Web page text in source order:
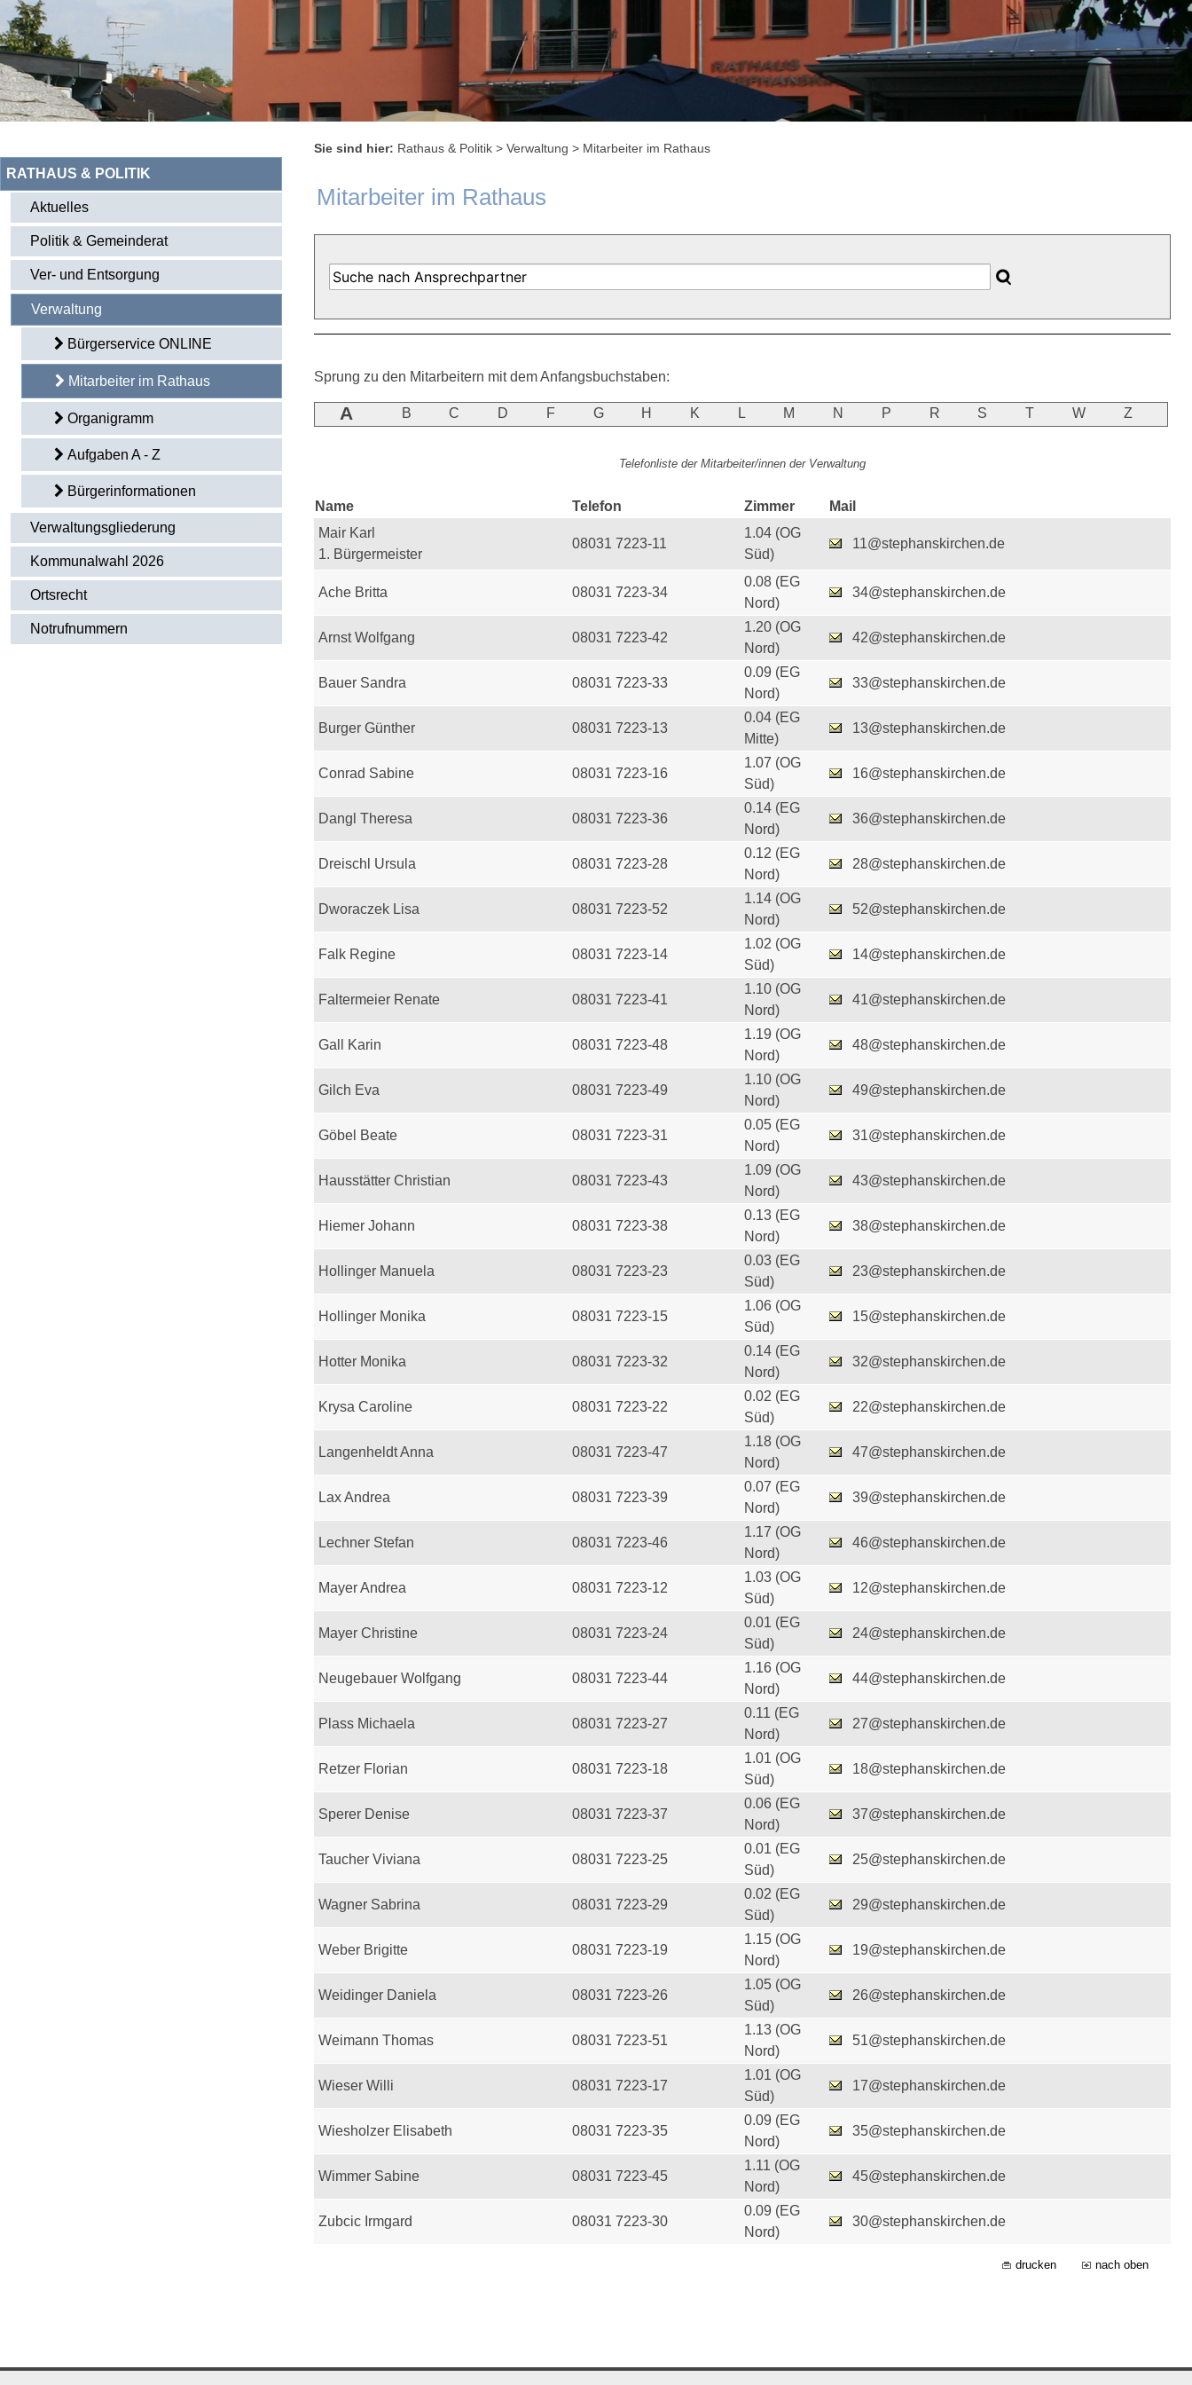
RATHAUS & POLITIK
Aktuelles
Politik & Gemeinderat
Ver- und Entsorgung
Verwaltung
Bürgerservice ONLINE
Mitarbeiter im Rathaus
Organigramm
Aufgaben A - Z
Bürgerinformationen
Verwaltungsgliederung
Kommunalwahl 2026
Ortsrecht
Notrufnummern
Sie sind hier: Rathaus & Politik > Verwaltung > Mitarbeiter im Rathaus
Mitarbeiter im Rathaus
Sprung zu den Mitarbeitern mit dem Anfangsbuchstaben:
A B C D F G H K L M N P R S T W Z
Telefonliste der Mitarbeiter/innen der Verwaltung
Name Telefon Zimmer
Mail
Mair Karl
1. Bürgermeister
08031 7223-11
1.04 (OG
Süd)
11@stephanskirchen.de
Ache Britta 08031 7223-34
0.08 (EG
Nord)
34@stephanskirchen.de
Arnst Wolfgang 08031 7223-42
1.20 (OG
Nord)
42@stephanskirchen.de
Bauer Sandra 08031 7223-33
0.09 (EG
Nord)
33@stephanskirchen.de
Burger Günther 08031 7223-13
0.04 (EG
Mitte)
13@stephanskirchen.de
Conrad Sabine 08031 7223-16
1.07 (OG
Süd)
16@stephanskirchen.de
Dangl Theresa 08031 7223-36
0.14 (EG
Nord)
36@stephanskirchen.de
Dreischl Ursula 08031 7223-28
0.12 (EG
Nord)
28@stephanskirchen.de
Dworaczek Lisa 08031 7223-52
1.14 (OG
Nord)
52@stephanskirchen.de
Falk Regine 08031 7223-14
1.02 (OG
Süd)
14@stephanskirchen.de
Faltermeier Renate 08031 7223-41
1.10 (OG
Nord)
41@stephanskirchen.de
Gall Karin 08031 7223-48
1.19 (OG
Nord)
48@stephanskirchen.de
Gilch Eva 08031 7223-49
1.10 (OG
Nord)
49@stephanskirchen.de
Göbel Beate 08031 7223-31
0.05 (EG
Nord)
31@stephanskirchen.de
Hausstätter Christian 08031 7223-43
1.09 (OG
Nord)
43@stephanskirchen.de
Hiemer Johann 08031 7223-38
0.13 (EG
Nord)
38@stephanskirchen.de
Hollinger Manuela 08031 7223-23
0.03 (EG
Süd)
23@stephanskirchen.de
Hollinger Monika 08031 7223-15
1.06 (OG
Süd)
15@stephanskirchen.de
Hotter Monika 08031 7223-32
0.14 (EG
Nord)
32@stephanskirchen.de
Krysa Caroline 08031 7223-22
0.02 (EG
Süd)
22@stephanskirchen.de
Langenheldt Anna 08031 7223-47
1.18 (OG
Nord)
47@stephanskirchen.de
Lax Andrea 08031 7223-39
0.07 (EG
Nord)
39@stephanskirchen.de
Lechner Stefan 08031 7223-46
1.17 (OG
Nord)
46@stephanskirchen.de
Mayer Andrea 08031 7223-12
1.03 (OG
Süd)
12@stephanskirchen.de
Mayer Christine 08031 7223-24
0.01 (EG
Süd)
24@stephanskirchen.de
Neugebauer Wolfgang 08031 7223-44
1.16 (OG
Nord)
44@stephanskirchen.de
Plass Michaela 08031 7223-27
0.11 (EG
Nord)
27@stephanskirchen.de
Retzer Florian 08031 7223-18
1.01 (OG
Süd)
18@stephanskirchen.de
Sperer Denise 08031 7223-37
0.06 (EG
Nord)
37@stephanskirchen.de
Taucher Viviana 08031 7223-25
0.01 (EG
Süd)
25@stephanskirchen.de
Wagner Sabrina 08031 7223-29
0.02 (EG
Süd)
29@stephanskirchen.de
Weber Brigitte 08031 7223-19
1.15 (OG
Nord)
19@stephanskirchen.de
Weidinger Daniela 08031 7223-26
1.05 (OG
Süd)
26@stephanskirchen.de
Weimann Thomas 08031 7223-51
1.13 (OG
Nord)
51@stephanskirchen.de
Wieser Willi 08031 7223-17
1.01 (OG
Süd)
17@stephanskirchen.de
Wiesholzer Elisabeth 08031 7223-35
0.09 (EG
Nord)
35@stephanskirchen.de
Wimmer Sabine 08031 7223-45
1.11 (OG
Nord)
45@stephanskirchen.de
Zubcic Irmgard 08031 7223-30
0.09 (EG
Nord)
30@stephanskirchen.de
drucken nach oben